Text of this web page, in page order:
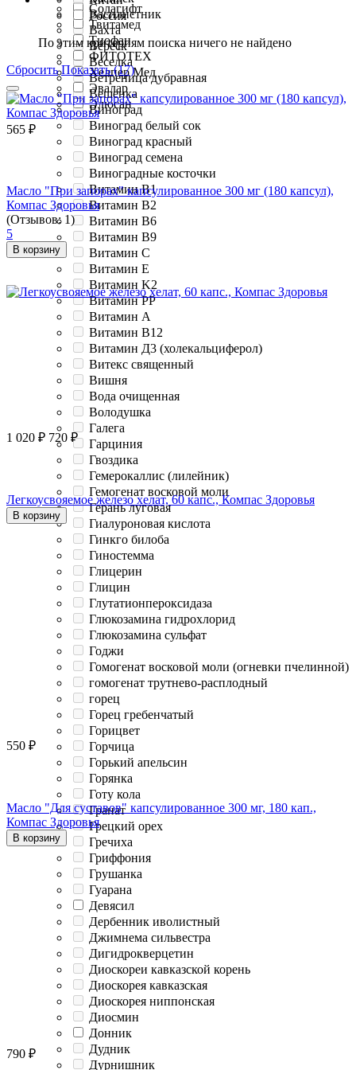
Василистник
Вахта
Вереск
Веселка
Ветреница дубравная
Вешенка
Виноград
Виноград белый сок
Виноград красный
Виноград семена
Виноградные косточки
Витамин B1
Витамин B2
Витамин B6
Витамин B9
Витамин C
Витамин E
Витамин K2
Витамин PP
Витамин А
Витамин В12
Витамин Д3 (холекальциферол)
Витекс священный
Вишня
Вода очищенная
Володушка
Галега
Гарциния
Гвоздика
Гемерокаллис (лилейник)
Гемогенат восковой моли
Герань луговая
Гиалуроновая кислота
Гинкго билоба
Гиностемма
Глицерин
Глицин
Глутатионпероксидаза
Глюкозамина гидрохлорид
Глюкозамина сульфат
Годжи
Гомогенат восковой моли (огневки пчелинной)
гомогенат трутнево-расплодный
горец
Горец гребенчатый
Горицвет
Горчица
Горький апельсин
Горянка
Готу кола
Гранат
Грецкий орех
Гречиха
Гриффония
Грушанка
Гуарана
Девясил
Дербенник иволистный
Джимнема сильвестра
Дигидрокверцетин
Диоскореи кавказской корень
Диоскорея кавказская
Диоскорея ниппонская
Диосмин
Донник
Дудник
Дурнишник
Солагифт
Твитамед
Тиофан
ФИТОТЕХ
Хелпер Мед
Эвалар
Элюсан
Россия
По этим критериям поиска ничего не найдено
Сбросить Показать (17)
565 ₽
Масло "При запорах" капсулированное 300 мг (180 капсул),
Компас Здоровья
(Отзывов: 1)
5
В корзину
1 020 ₽ 720 ₽
Легкоусвояемое железо хелат, 60 капс., Компас Здоровья
В корзину
550 ₽
Масло "Для суставов" капсулированное 300 мг, 180 кап.,
Компас Здоровья
В корзину
790 ₽